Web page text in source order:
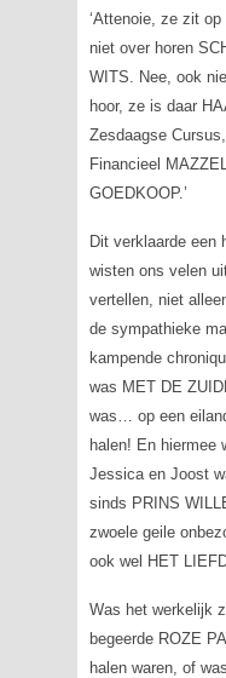
‘Attenoie, ze zit
niet over horen
WITS. Nee, ook
hoor, ze is daar
Zesdaagse
Financieel
GOEDKOOP.’
Dit verklaarde een
wisten ons velen
vertellen, niet
de sympathieke
kampende
was MET DE
was… op een
halen! En hiermee
Jessica en Joost
sinds PRINS
zwoele geile
ook wel HET
Was het werkelijk
begeerde ROZE
halen waren, of